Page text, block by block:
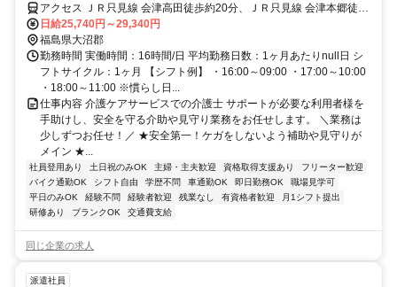
アクセス ＪＲ只見線 会津高田徒歩約20分、ＪＲ只見線 会津本郷徒歩
約64分、ＪＲ只見線 根岸（福島県）徒歩約72分
日給25,740円～29,340円
福島県大沼郡
勤務時間 実働時間：16時間/日 平均勤務日数：1ヶ月あたりnull日 シ
フトサイクル：1ヶ月 【シフト例】 ・16:00～09:00 ・17:00～10:00
・18:00～11:00 ※慣らし日...
仕事内容 介護ケアサービスでの介護士 サポートが必要な利用者様を
手助けし、安全を守る介助や見守り業務をお任せします。 ＼業務は
少しずつお任せ！／ ★安全第一！ケガをしないよう補助や見守りが
メイン ★...
社員登用あり 土日祝のみOK 主婦・主夫歓迎 資格取得支援あり
フリーター歓迎
バイク通勤OK
シフト自由 学歴不問 車通勤OK 即日勤務OK
職場見学可
平日のみOK
経験不問 経験者歓迎 残業なし 有資格者歓迎
月1シフト提出
研修あり
ブランクOK 交通費支給
同じ企業の求人
派遣社員